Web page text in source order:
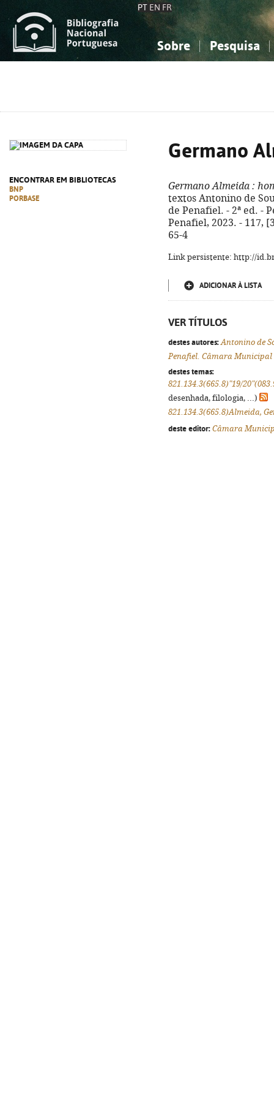
PT EN FR
Sobre Pesquisa
ENCONTRAR EM BIBLIOTECAS
BNP
PORBASE
Germano
Germano Almeida :
textos Antonino de
de Penafiel. - 2ª ed. -
Penafiel, 2023. - 117,
65-4
Link persistente: http://
ADICIONAR À LISTA
VER TÍTULOS
destes autores: Antonino de
Penafiel. Câmara Municipal
destes temas:
821.134.3(665.8)"19/
desenhada, filologia, ...)
821.134.3(665.8)Almeida,
deste editor: Câmara